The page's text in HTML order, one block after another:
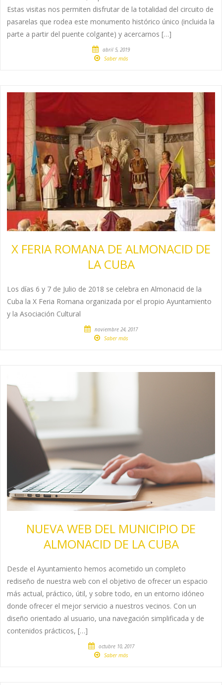
Estas visitas nos permiten disfrutar de la totalidad del circuito de
pasarelas que rodea este monumento histórico único (incluida la
parte a partir del puente colgante) y acercarnos […]
abril 5, 2019
Saber más
X FERIA ROMANA DE ALMONACID DE
LA CUBA
Los días 6 y 7 de Julio de 2018 se celebra en Almonacid de la
Cuba la X Feria Romana organizada por el propio Ayuntamiento
y la Asociación Cultural
noviembre 24, 2017
Saber más
NUEVA WEB DEL MUNICIPIO DE
ALMONACID DE LA CUBA
Desde el Ayuntamiento hemos acometido un completo
rediseño de nuestra web con el objetivo de ofrecer un espacio
más actual, práctico, útil, y sobre todo, en un entorno idóneo
donde ofrecer el mejor servicio a nuestros vecinos. Con un
diseño orientado al usuario, una navegación simplificada y de
contenidos prácticos, […]
octubre 10, 2017
Saber más